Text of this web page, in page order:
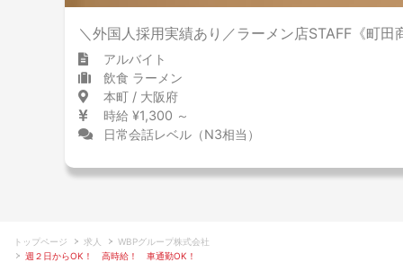
＼外国人採用実績あり／ラーメン店STAFF《町
アルバイト
飲食 ラーメン
本町 / 大阪府
時給 ¥1,300 ～
日常会話レベル（N3相当）
トップページ 求人
WBPグループ株式会社
週２日からOK！ 高時給！ 車通勤OK！